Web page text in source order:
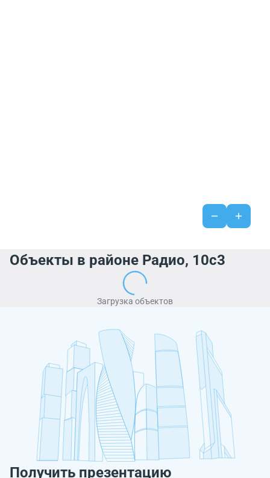
Объекты в районе Радио, 10с3
Загрузка объектов
Получить презентацию